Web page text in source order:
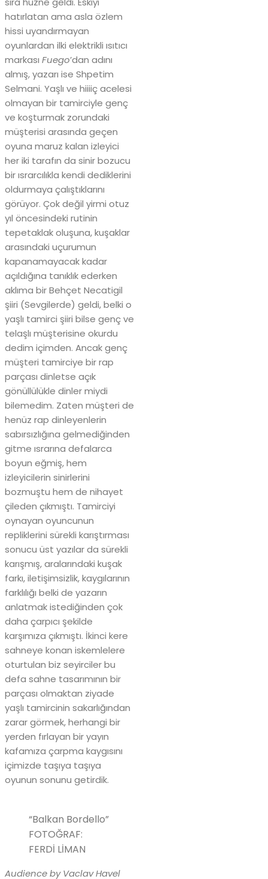
hatırlatan ama asla özlem
hissi uyandırmayan
oyunlardan ilki elektrikli ısıtıcı
markası Fuego’dan adını
almış, yazarı ise Shpetim
Selmani. Yaşlı ve hiiiiç acelesi
olmayan bir tamirciyle genç
ve koşturmak zorundaki
müşterisi arasında geçen
oyuna maruz kalan izleyici
her iki tarafın da sinir bozucu
bir ısrarcılıkla kendi dediklerini
oldurmaya çalıştıklarını
görüyor. Çok değil yirmi otuz
yıl öncesindeki rutinin
tepetaklak oluşuna, kuşaklar
arasındaki uçurumun
kapanamayacak kadar
açıldığına tanıklık ederken
aklıma bir Behçet Necatigil
şiiri (Sevgilerde) geldi, belki o
yaşlı tamirci şiiri bilse genç ve
telaşlı müşterisine okurdu
dedim içimden. Ancak genç
müşteri tamirciye bir rap
parçası dinletse açık
gönüllülükle dinler miydi
bilemedim. Zaten müşteri de
henüz rap dinleyenlerin
sabırsızlığına gelmediğinden
gitme ısrarına defalarca
boyun eğmiş, hem
izleyicilerin sinirlerini
bozmuştu hem de nihayet
çileden çıkmıştı. Tamirciyi
oynayan oyuncunun
repliklerini sürekli karıştırması
sonucu üst yazılar da sürekli
karışmış, aralarındaki kuşak
farkı, iletişimsizlik, kaygılarının
farklılığı belki de yazarın
anlatmak istediğinden çok
daha çarpıcı şekilde
karşımıza çıkmıştı. İkinci kere
sahneye konan iskemlelere
oturtulan biz seyirciler bu
defa sahne tasarımının bir
parçası olmaktan ziyade
yaşlı tamircinin sakarlığından
zarar görmek, herhangi bir
yerden fırlayan bir yayın
kafamıza çarpma kaygısını
içimizde taşıya taşıya
oyunun sonunu getirdik.
“Balkan Bordello”
FOTOĞRAF:
FERDİ LİMAN
Audience by Vaclav Havel